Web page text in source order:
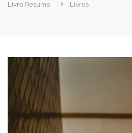
Livro Resumo Livros